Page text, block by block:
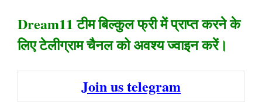
Dream11 टीम बिल्कुल फ्री में प्राप्त करने के
लिए टेलीग्राम चैनल को अवश्य ज्वाइन करें।
Join us telegram